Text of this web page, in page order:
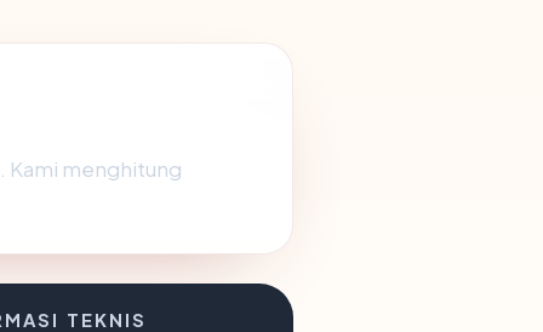
Kami menghitung
TEKNIS